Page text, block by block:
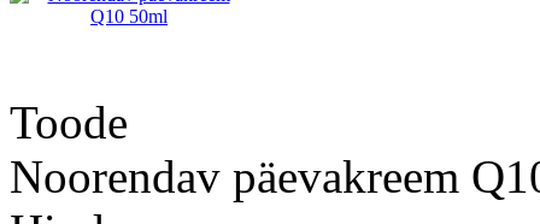
Toode
Noorendav päevakreem